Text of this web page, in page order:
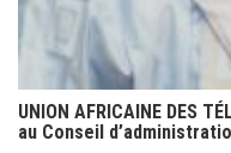
UNION AFRICAINE DES
au Conseil